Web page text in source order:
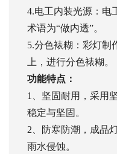
4.电工内装光源：电
术语为“做内透”。
5.分色裱糊：彩灯制
上，进行分色裱糊。
功能特点：
1、坚固耐用，采用
稳定与坚固。
2、防寒防潮，成品
雨水侵蚀。